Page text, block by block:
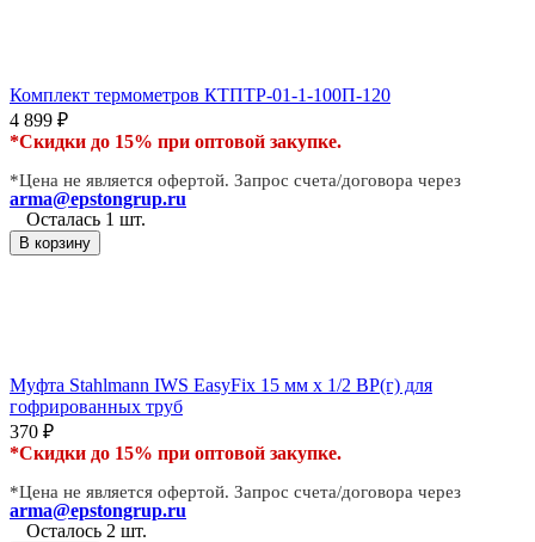
Комплект термометров КТПТР-01-1-100П-120
4 899 ₽
*Скидки до 15% при оптовой закупке.
*Цена не является офертой. Запрос счета/договора через
arma@epstongrup.ru
Осталась 1 шт.
В корзину
Муфта Stahlmann IWS EasyFix 15 мм х 1/2 ВР(г) для
гофрированных труб
370 ₽
*Скидки до 15% при оптовой закупке.
*Цена не является офертой. Запрос счета/договора через
arma@epstongrup.ru
Осталось 2 шт.